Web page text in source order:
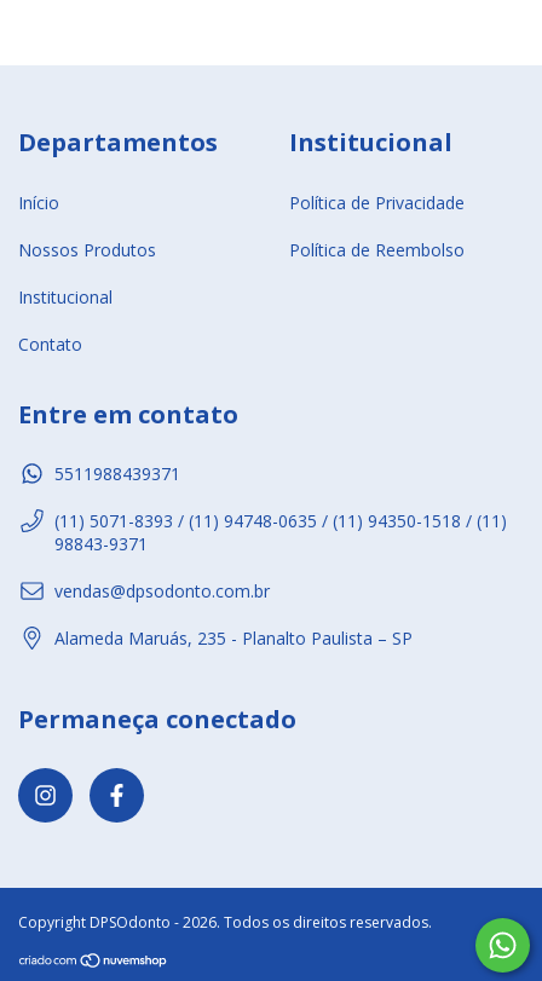
Departamentos
Início
Nossos Produtos
Institucional
Contato
Institucional
Política de Privacidade
Política de Reembolso
Entre em contato
5511988439371
(11) 5071-8393 / (11) 94748-0635 / (11) 94350-1518 / (11)
98843-9371
vendas@dpsodonto.com.br
Alameda Maruás, 235 - Planalto Paulista – SP
Permaneça conectado
Copyright DPSOdonto - 2026. Todos os direitos reservados.